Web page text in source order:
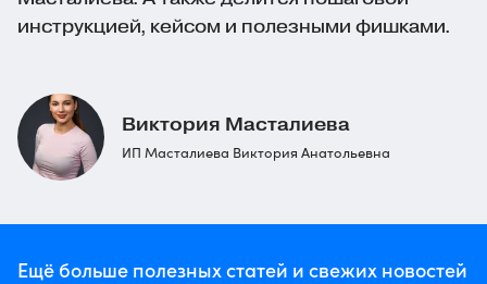
инструкцией, кейсом и полезными фишками.
Виктория Масталиева
ИП Масталиева Виктория Анатольевна
Ещё больше полезных статей и свежих новостей